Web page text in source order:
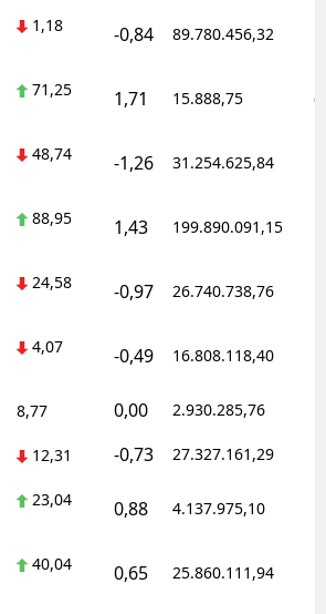
1,18 -0,84 89.780.456,32
71,25 1,71 15.888,75
48,74 -1,26 31.254.625,84
88,95 1,43 199.890.091,15
24,58 -0,97 26.740.738,76
4,07 -0,49 16.808.118,40
8,77 0,00 2.930.285,76
12,31 -0,73 27.327.161,29
23,04 0,88 4.137.975,10
40,04 0,65 25.860.111,94